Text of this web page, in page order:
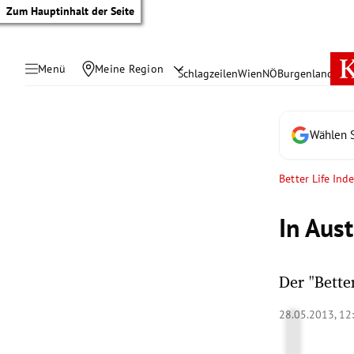
Zum Hauptinhalt der Seite
Menü Meine Region SchlagzeilenWienNÖBurgenland
Wählen
Better Life
In
Der
28.05.2013,